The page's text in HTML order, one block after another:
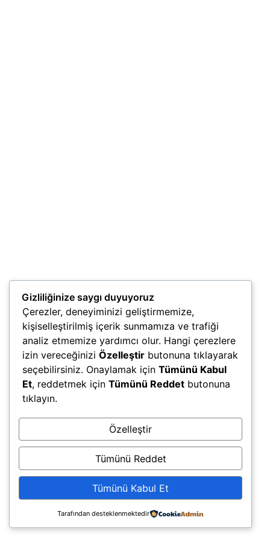
Gizliliğinize saygı duyuyoruz
Çerezler, deneyiminizi geliştirmemize,
kişiselleştirilmiş içerik sunmamıza ve trafiği
analiz etmemize yardımcı olur. Hangi çerezlere
izin vereceğinizi Özelleştir butonuna tıklayarak
seçebilirsiniz. Onaylamak için Tümünü Kabul
Et, reddetmek için Tümünü Reddet butonuna
tıklayın.
Özelleştir
Tümünü Reddet
Tümünü Kabul Et
Tarafından desteklenmektedir